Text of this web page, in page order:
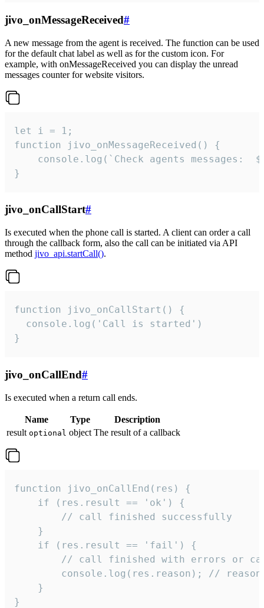
jivo_onMessageReceived#
A new message from the agent is received. The function can be used
for the default chat label as well as for the custom icon. For
example, with onMessageReceived you can display the unread
messages counter for website visitors.
let i = 1;
function jivo_onMessageReceived() {
}
jivo_onCallStart#
Is executed when the phone call is started. A client can order a call
through the callback form, also the call can be initiated via API
method jivo_api.startCall().
function jivo_onCallStart() {
  console.log('Call is started')
}
jivo_onCallEnd#
Is executed when a return call ends.
Name Type
Description
result optional object The result of a callback
function jivo_onCallEnd(res) {
    if (res.result == 'ok') {
        // call finished successfully
    }
    if (res.result == 'fail') {
// call finished with errors or
console.log(res.reason); //
    }
}